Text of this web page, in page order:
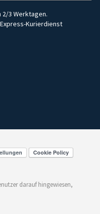
2/3 Werktagen.
Kurierdienst
darauf hingewiesen,